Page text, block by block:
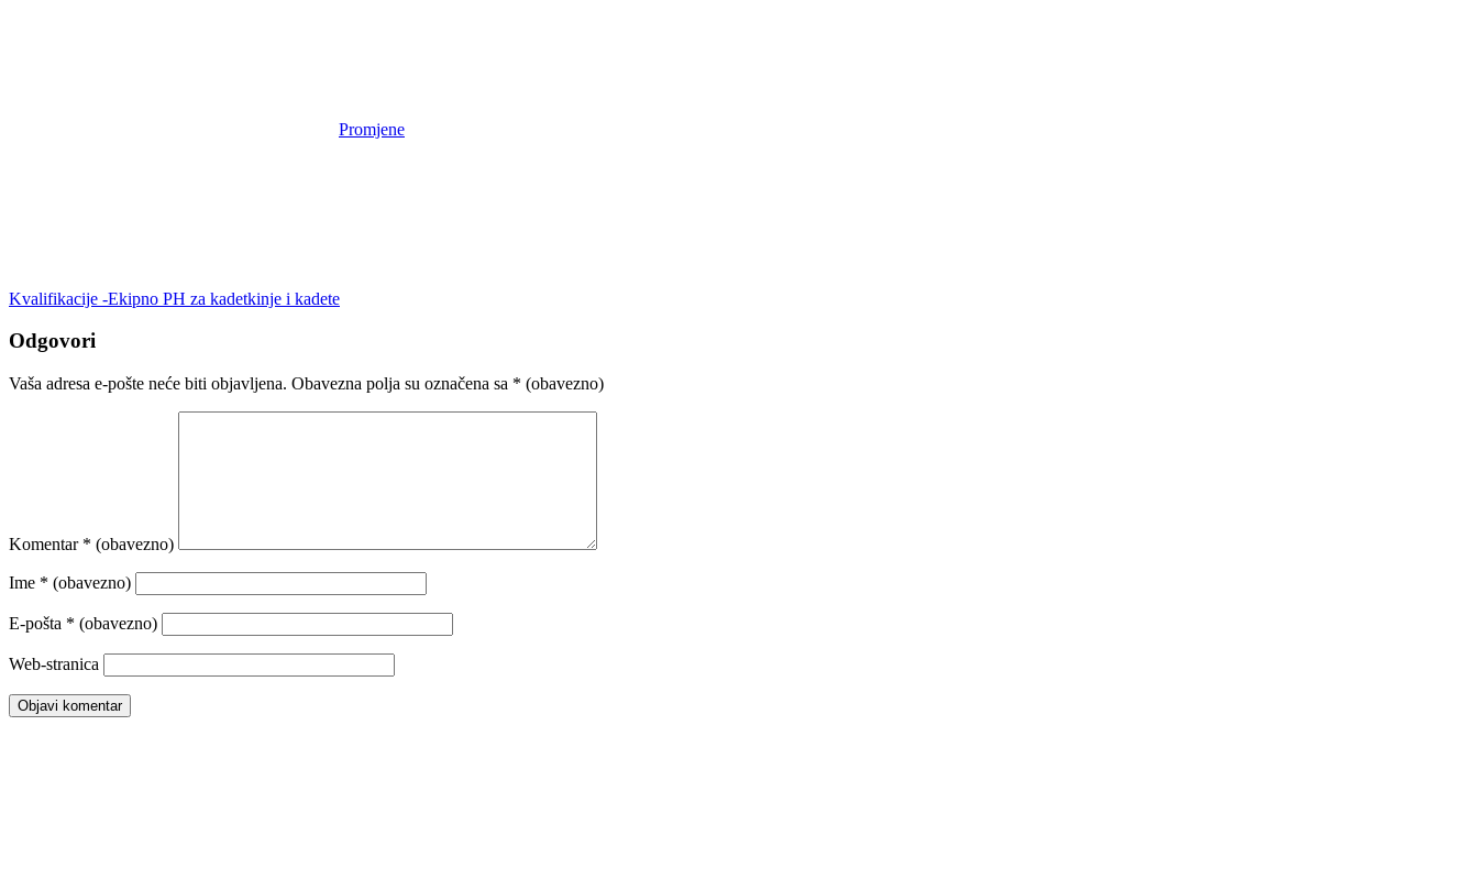
Promjene
Kvalifikacije -Ekipno PH za kadetkinje i kadete
Odgovori
Vaša adresa e-pošte neće biti objavljena. Obavezna polja su označena sa * (obavezno)
Komentar * (obavezno)
Ime * (obavezno)
E-pošta * (obavezno)
Web-stranica